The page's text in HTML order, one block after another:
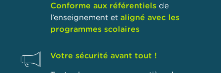
Conforme aux référentiels de
l’enseignement et aligné avec les
programmes scolaires
Votre sécurité avant tout !